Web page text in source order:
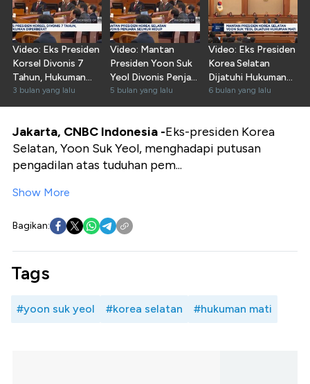
Video: Eks Presiden
Korsel Divonis 7
Tahun, Hukuman
Diperberat
3 bulan yang lalu
Video: Mantan
Presiden Yoon Suk
Yeol Divonis Penjara
Seumur Hidup
5 bulan yang lalu
Video: Eks Presiden
Korea Selatan
Dijatuhi Hukuman
Mati
6 bulan yang lalu
Jakarta, CNBC Indonesia -Eks-presiden Korea
Selatan, Yoon Suk Yeol, menghadapi putusan
pengadilan atas tuduhan pem...
Show More
Bagikan:
Tags
#yoon suk yeol #korea selatan #hukuman mati